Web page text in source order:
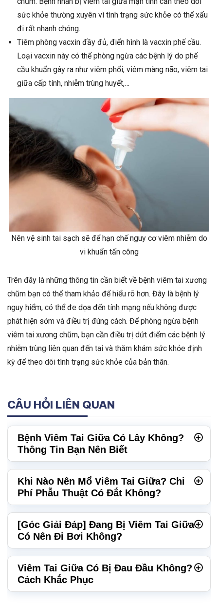
sức khỏe thường xuyên vì tình trạng sức khỏe có thể xấu
đi rất nhanh chóng.
Tiêm phòng vacxin đầy đủ, điển hình là vacxin phế cầu.
Loại vacxin này có thể phòng ngừa các bệnh lý do phế
cầu khuẩn gây ra như viêm phổi, viêm màng não, viêm tai
giữa cấp tính, nhiễm trùng huyết,…
Nên vệ sinh tai sạch sẽ để hạn chế nguy cơ viêm nhiễm do
vi khuẩn tấn công
Trên đây là những thông tin cần biết về bệnh viêm tai xương
chũm bạn có thể tham khảo để hiểu rõ hơn. Đây là bệnh lý
nguy hiểm, có thể đe dọa đến tính mạng nếu không được
phát hiện sớm và điều trị đúng cách. Để phòng ngừa bệnh
viêm tai xương chũm, bạn cần điều trị dứt điểm các bệnh lý
nhiễm trùng liên quan đến tai và thăm khám sức khỏe định
kỳ để theo dõi tình trạng sức khỏe của bản thân.
CÂU HỎI LIÊN QUAN
Bệnh Viêm Tai Giữa Có Lây Không?
Thông Tin Bạn Nên Biết
Khi Nào Nên Mổ Viêm Tai Giữa? Chi
Phí Phẫu Thuật Có Đắt Không?
[Góc Giải Đáp] Đang Bị Viêm Tai Giữa
Có Nên Đi Bơi Không?
Viêm Tai Giữa Có Bị Đau Đầu Không?
Cách Khắc Phục